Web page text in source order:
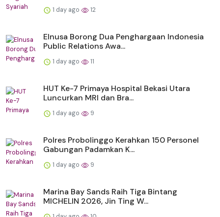
1 day ago 12
Elnusa Borong Dua Penghargaan Indonesia
Public Relations Awa...
1 day ago 11
HUT Ke-7 Primaya Hospital Bekasi Utara
Luncurkan MRI dan Bra...
1 day ago 9
Polres Probolinggo Kerahkan 150 Personel
Gabungan Padamkan K...
1 day ago 9
Marina Bay Sands Raih Tiga Bintang
MICHELIN 2026, Jin Ting W...